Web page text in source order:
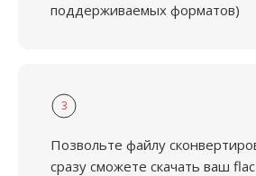
поддерживаемых форматов)
3
Позвольте файлу
сразу сможете скачать ваш